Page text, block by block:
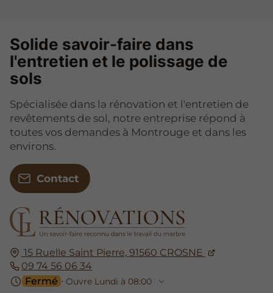
15 Ruelle Saint Pierre, 91560 CROSNE
09 74 56 06 34
Fermé ⋅ Ouvre Lundi à 08:00
Solide savoir-faire dans
l'entretien et le polissage de
sols
Spécialisée dans la rénovation et l'entretien de
revêtements de sol, notre entreprise répond à
toutes vos demandes à Montrouge et dans les
environs.
Contact